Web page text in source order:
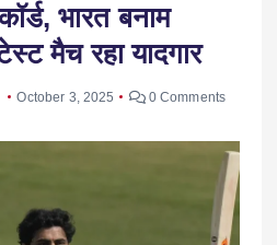
भारत बनाम
मैच रहा यादगार
October 3, 2025 0 Comments